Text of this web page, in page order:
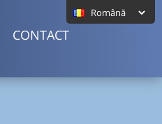
CONTACT